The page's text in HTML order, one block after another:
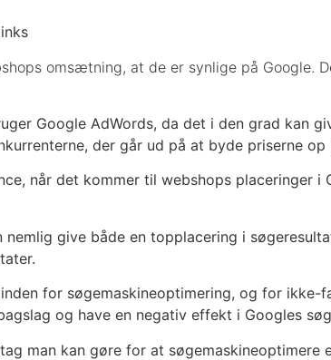
omsætning, at de er synlige på Google.
Google AdWords, da det i den grad kan
der går ud på at byde priserne
når det kommer til webshops placeringer
nemlig give både en topplacering i
for søgemaskineoptimering, og for
og have en negativ effekt i Googles
man kan gøre for at